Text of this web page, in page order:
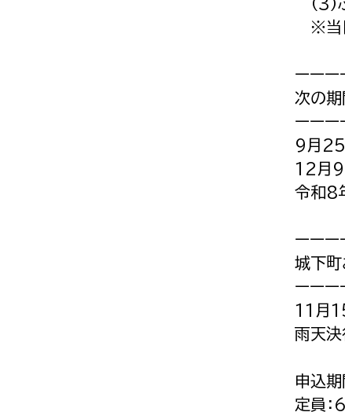
（3）
※当日
ーーー
次の期
ーーー
9月
12月
令和8
ーーー
城下
ーーー
11月15
雨天決
申込期
定員：